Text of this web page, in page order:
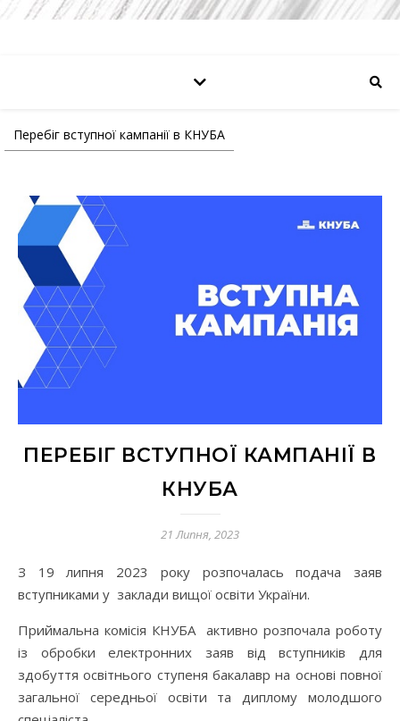
Перебіг вступної кампанії в КНУБА
ПЕРЕБІГ ВСТУПНОЇ КАМПАНІЇ В
КНУБА
21 Липня, 2023
З 19 липня 2023 року розпочалась подача заяв
вступниками у заклади вищої освіти України.
Приймальна комісія КНУБА активно розпочала роботу
із обробки електронних заяв від вступників для
здобуття освітнього ступеня бакалавр на основі повної
загальної середньої освіти та диплому молодшого